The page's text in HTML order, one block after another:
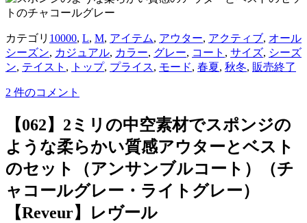
カテゴリ 10000, L, M, アイテム, アウター, アクティブ, オール
シーズン, カジュアル, カラー, グレー, コート , サイズ, シーズ
ン, テイスト , トップ, プライス, モード, 春夏, 秋冬, 販売終了
2 件のコメント
【062】2ミリの中空素材でスポンジの
ような柔らかい質感アウターとベスト
のセット（アンサンブルコート）（チ
ャコールグレー・ライトグレー）
【Reveur】レヴール